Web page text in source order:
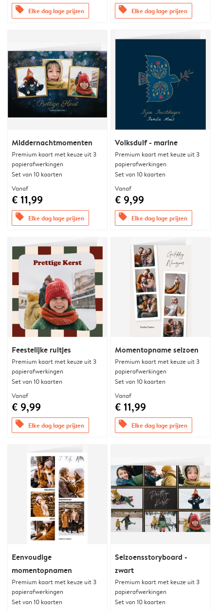
offers Elke dag lage prijzen offers Elke dag lage prijzen
Middernachtmomenten
Premium kaart met keuze uit 3
papierafwerkingen
Set van 10 kaarten
Vanaf
€ 11,99
offers Elke dag lage prijzen
Volksduif - marine
Premium kaart met keuze uit 3
papierafwerkingen
Set van 10 kaarten
Vanaf
€ 9,99
offers Elke dag lage prijzen
Feestelijke ruitjes
Premium kaart met keuze uit 3
papierafwerkingen
Set van 10 kaarten
Vanaf
€ 9,99
offers Elke dag lage prijzen
Momentopname seizoen
Premium kaart met keuze uit 3
papierafwerkingen
Set van 10 kaarten
Vanaf
€ 11,99
offers Elke dag lage prijzen
Eenvoudige
momentopnamen
Premium kaart met keuze uit 3
papierafwerkingen
Set van 10 kaarten
Seizoensstoryboard -
zwart
Premium kaart met keuze uit 3
papierafwerkingen
Set van 10 kaarten